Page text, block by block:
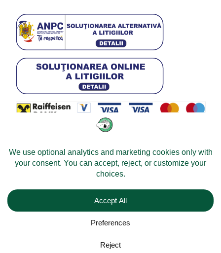
Velomobileworld.com
Web development by